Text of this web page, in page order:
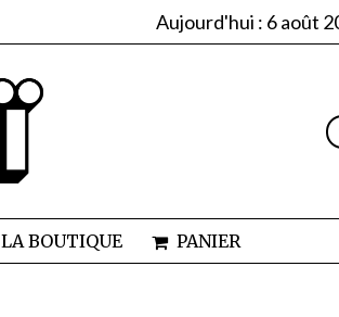
Aujourd'hui : 6 août
LA BOUTIQUE PANIER